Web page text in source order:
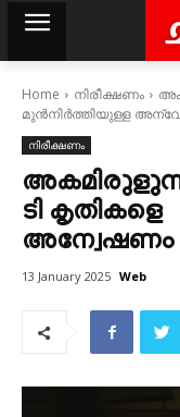
Home നിരീക്ഷണം
മുൻനിർത്തിയുള്ള
നിരീക്ഷണം
ടി
അന്വേഷണം
13 January 2025 Web